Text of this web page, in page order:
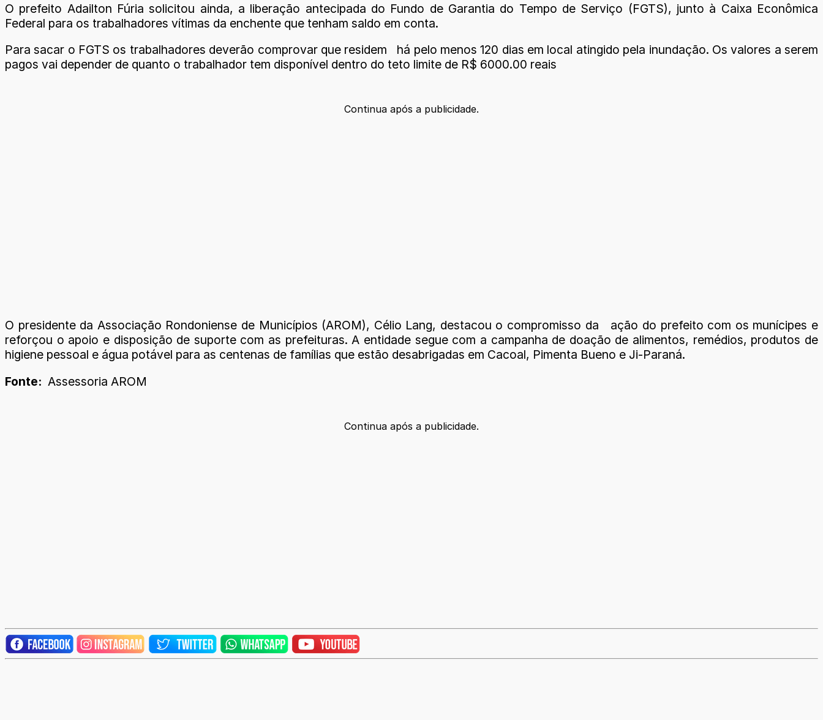
O prefeito Adailton Fúria solicitou ainda, a liberação antecipada do Fundo de Garantia do Tempo de Serviço (FGTS), junto à Caixa Econômica
Federal para os trabalhadores vítimas da enchente que tenham saldo em conta.
Para sacar o FGTS os trabalhadores deverão comprovar que residem há pelo menos 120 dias em local atingido pela inundação. Os valores a serem
pagos vai depender de quanto o trabalhador tem disponível dentro do teto limite de R$ 6000.00 reais
Continua após a publicidade.
O presidente da Associação Rondoniense de Municípios (AROM), Célio Lang, destacou o compromisso da ação do prefeito com os munícipes e
reforçou o apoio e disposição de suporte com as prefeituras. A entidade segue com a campanha de doação de alimentos, remédios, produtos de
higiene pessoal e água potável para as centenas de famílias que estão desabrigadas em Cacoal, Pimenta Bueno e Ji-Paraná.
Fonte: Assessoria AROM
Continua após a publicidade.